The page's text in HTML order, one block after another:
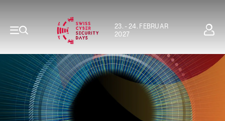
23. - 24. FEBRUAR
2027